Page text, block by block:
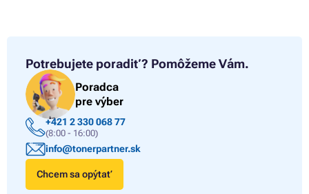
Potrebujete poradiť? Pomôžeme Vám.
Poradca
pre výber
+421 2 330 068 77
(8:00 - 16:00)
info@tonerpartner.sk
Chcem sa opýtať